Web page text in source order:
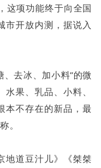
这项功能终于向全国
市开放内测，据说入
去冰、加小料”的微
果、乳品、小料、
本不存在的新品，最
。
地道豆汁儿》《桀桀